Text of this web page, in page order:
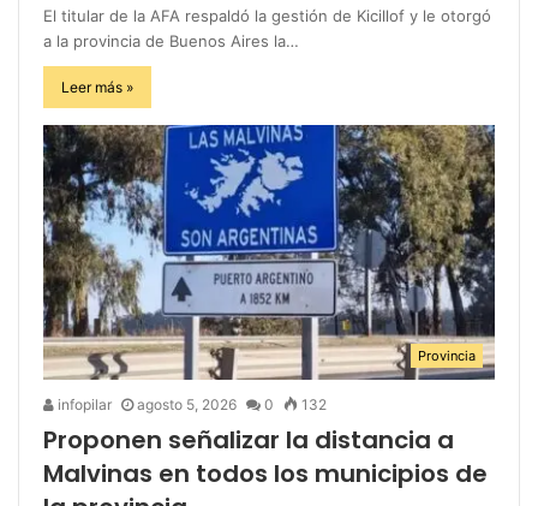
El titular de la AFA respaldó la gestión de Kicillof y le otorgó
a la provincia de Buenos Aires la…
Leer más »
Provincia
infopilar agosto 5, 2026 0 132
Proponen señalizar la distancia a
Malvinas en todos los municipios de